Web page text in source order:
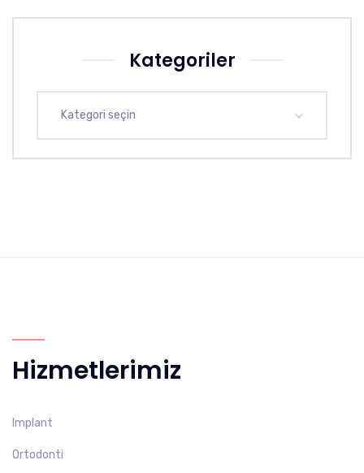
Kategoriler
Kategori seçin
Hizmetlerimiz
Implant
Ortodonti